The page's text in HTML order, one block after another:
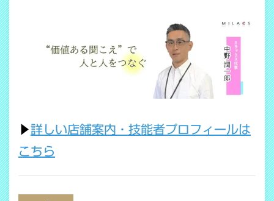
▶詳しい店舗案内・技能者プロフィールは
こちら